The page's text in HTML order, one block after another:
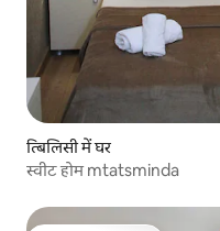
त्बिलिसी में घर
स्वीट होम mtatsminda